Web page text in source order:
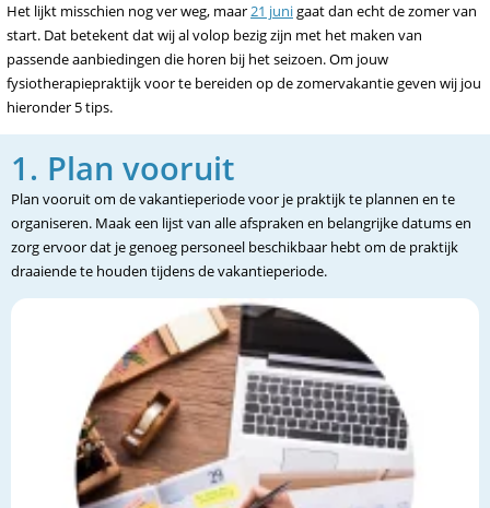
Het lijkt misschien nog ver weg, maar21 junigaat dan echt de zomer van
start. Dat betekent dat wij al volop bezig zijn met het maken van
passende aanbiedingen die horen bij het seizoen. Om jouw
fysiotherapiepraktijk voor te bereiden op de zomervakantie geven wij jou
hieronder 5 tips.
1. Plan vooruit
Plan vooruit om de vakantieperiode voor je praktijk te plannen en te
organiseren. Maak een lijst van alle afspraken en belangrijke datums en
zorg ervoor dat je genoeg personeel beschikbaar hebt om de praktijk
draaiende te houden tijdens de vakantieperiode.